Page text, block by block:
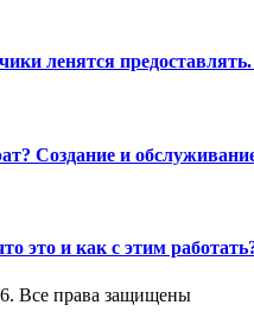
ленятся
Создание и
это и как с этим
Все права защищены